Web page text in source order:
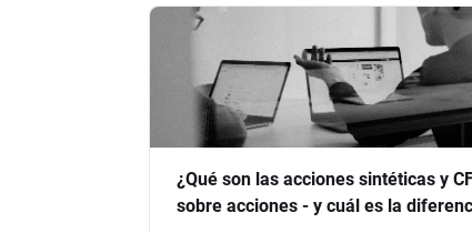
¿Qué son las acciones sintéticas y
sobre acciones - y cuál es la